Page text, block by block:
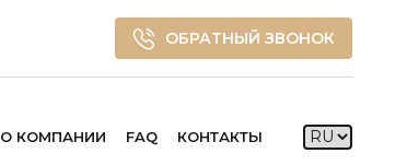
ОБРАТНЫЙ ЗВОНОК
О КОМПАНИИ FAQ КОНТАКТЫ